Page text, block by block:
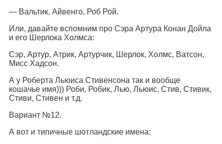
— Вальтик, Айвенго, Роб Рой.
Или, давайте вспомним про Сэра Артура Конан Дойла
и его Шерлока Холмса:
Сэр, Артур, Атрик, Артурчик, Шерлок, Холмс, Ватсон,
Мисс Хадсон.
А у Роберта Льюиса Стивенсона так и вообще
кошачье имя))) Роби, Робик, Лью, Льюис, Стив, Стивик,
Стиви, Стивен и т.д.
Вариант №12.
А вот и типичные шотландские имена: